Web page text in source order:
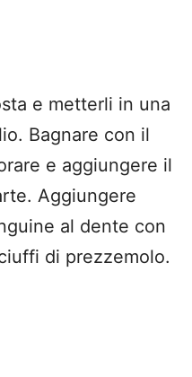
e metterli in una
Bagnare con il
e aggiungere il
Aggiungere
al dente con
di prezzemolo.